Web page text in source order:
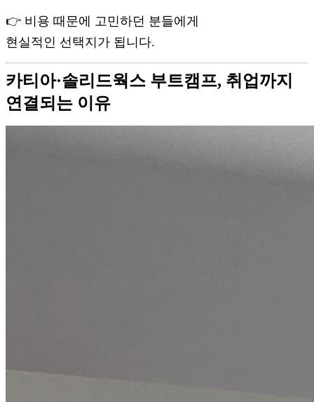
👉 비용 때문에 고민하던 분들에게
현실적인 선택지가 됩니다.
카티아·솔리드웍스 부트캠프, 취업까지
연결되는 이유